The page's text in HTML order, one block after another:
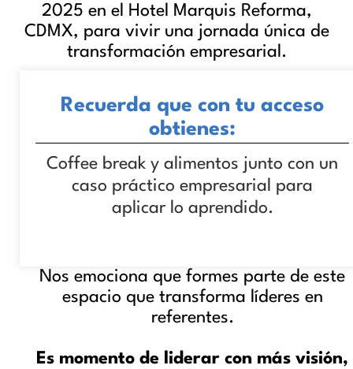
2025 en el Hotel Marquis Reforma,
CDMX, para vivir una jornada única de
transformación empresarial.
Recuerda que con tu acceso
obtienes:
Coffee break y alimentos junto con un
caso práctico empresarial para
aplicar lo aprendido.
Nos emociona que formes parte de este
espacio que transforma líderes en
referentes.
Es momento de liderar con más visión,